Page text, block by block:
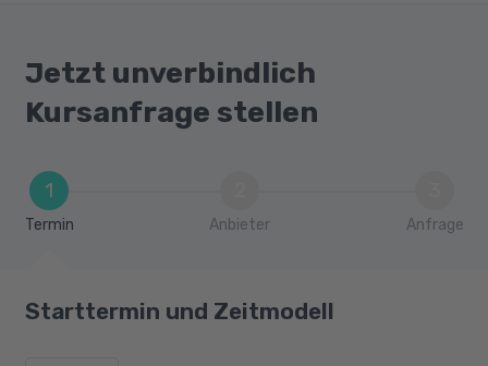
Jetzt unverbindlich
Kursanfrage stellen
1
Termin Anbieter Anfrage
Starttermin und Zeitmodell